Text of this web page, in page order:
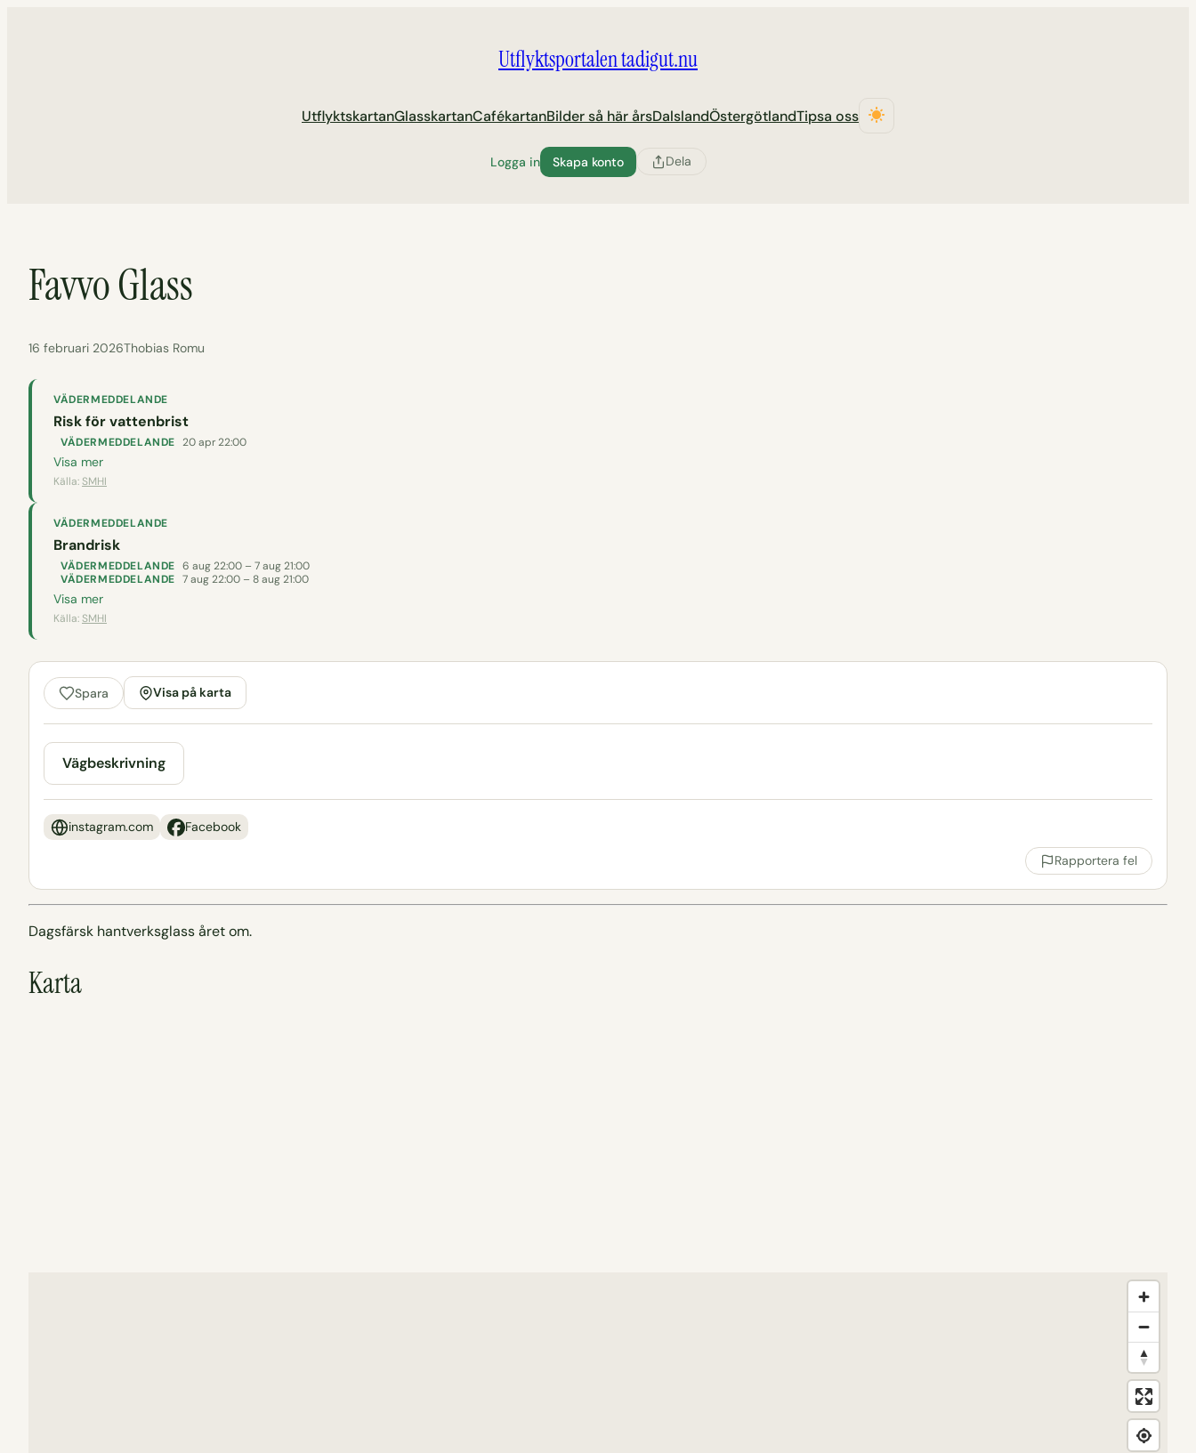
Utflyktsportalen tadigut.nu
UtflyktskartanGlasskartanCafékartanBilder så här årsDalslandÖstergötlandTipsa oss
Logga in Skapa konto Dela
Favvo Glass
16 februari 2026Thobias Romu
VÄDERMEDDELANDE
Risk för vattenbrist
VÄDERMEDDELANDE 20 apr 22:00
Visa mer
Källa: SMHI
VÄDERMEDDELANDE
Brandrisk
VÄDERMEDDELANDE 6 aug 22:00 – 7 aug 21:00
VÄDERMEDDELANDE 7 aug 22:00 – 8 aug 21:00
Visa mer
Källa: SMHI
Spara Visa på karta
Vägbeskrivning
instagram.com Facebook
Rapportera fel
Dagsfärsk hantverksglass året om.
Karta